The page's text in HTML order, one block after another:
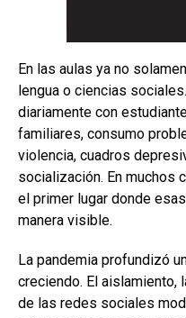
En las aulas ya no
lengua o ciencias
diariamente con
familiares, consumo
violencia, cuadros
socialización. En muchos
el primer lugar donde
manera visible.
La pandemia profundizó
creciendo. El aislamiento,
de las redes sociales